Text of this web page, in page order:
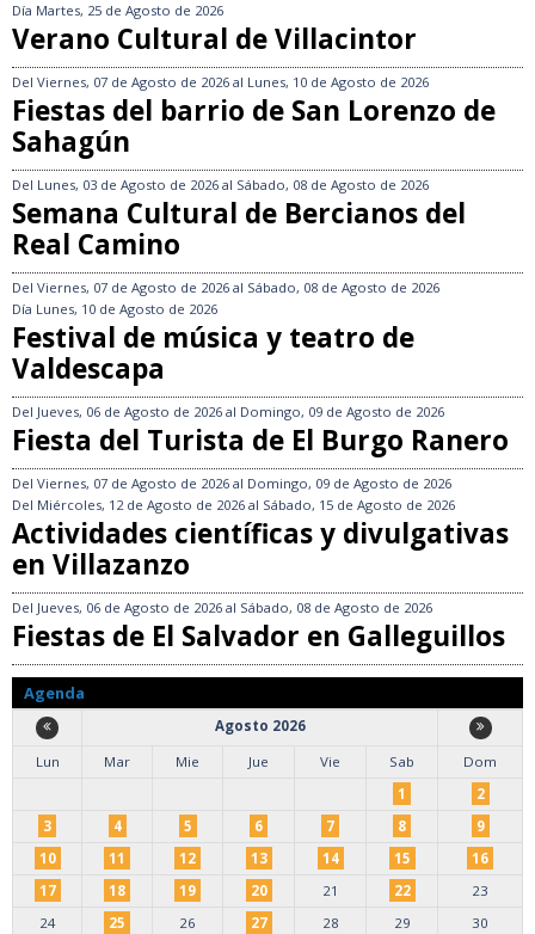
Día Martes, 25 de Agosto de 2026
Verano Cultural de Villacintor
Del Viernes, 07 de Agosto de 2026 al Lunes, 10 de Agosto de 2026
Fiestas del barrio de San Lorenzo de
Sahagún
Del Lunes, 03 de Agosto de 2026 al Sábado, 08 de Agosto de 2026
Semana Cultural de Bercianos del
Real Camino
Del Viernes, 07 de Agosto de 2026 al Sábado, 08 de Agosto de 2026
Día Lunes, 10 de Agosto de 2026
Festival de música y teatro de
Valdescapa
Del Jueves, 06 de Agosto de 2026 al Domingo, 09 de Agosto de 2026
Fiesta del Turista de El Burgo Ranero
Del Viernes, 07 de Agosto de 2026 al Domingo, 09 de Agosto de 2026
Del Miércoles, 12 de Agosto de 2026 al Sábado, 15 de Agosto de 2026
Actividades científicas y divulgativas
en Villazanzo
Del Jueves, 06 de Agosto de 2026 al Sábado, 08 de Agosto de 2026
Fiestas de El Salvador en Galleguillos
Agenda
Agosto 2026
Lun
Mar Mie Jue Vie Sab
Dom
1
2
3
4 5 6 7 8
9
10
11 12 13 14 15
16
17
18 19 20 21 22
23
24
25 26 27 28 29
30